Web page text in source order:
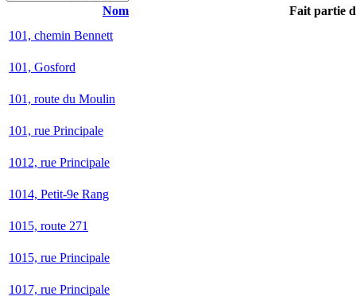
Nom
Fait partie
101, chemin Bennett
101, Gosford
101, route du Moulin
101, rue Principale
1012, rue Principale
1014, Petit-9e Rang
1015, route 271
1015, rue Principale
1017, rue Principale